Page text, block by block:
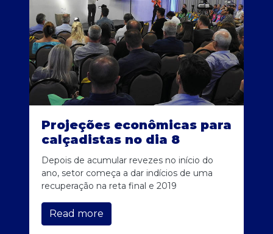
Projeções econômicas para
calçadistas no dia 8
Depois de acumular revezes no início do
ano, setor começa a dar indícios de uma
recuperação na reta final e 2019
Read more